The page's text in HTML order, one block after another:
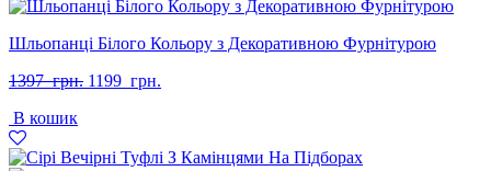
Шльопанці Білого Кольору з Декоративною Фурнітурою
1397 грн. Оригінальна
1199 грн.
В кошик